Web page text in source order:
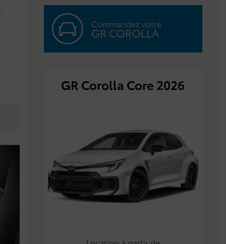
Commandez votre
GR COROLLA
GR Corolla Core 2026